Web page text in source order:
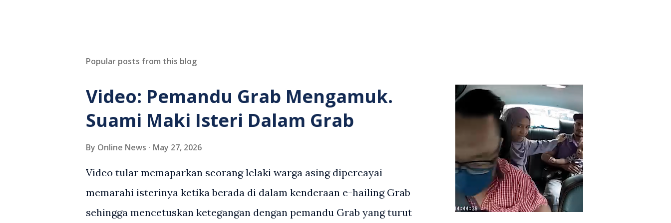
Popular posts from this blog
Video: Pemandu Grab Mengamuk.
Suami Maki Isteri Dalam Grab
By Online News May 27, 2026
Video tular memaparkan seorang lelaki warga asing dipercayai
memarahi isterinya ketika berada di dalam kenderaan e-hailing Grab
sehingga mencetuskan ketegangan dengan pemandu Grab yang turut